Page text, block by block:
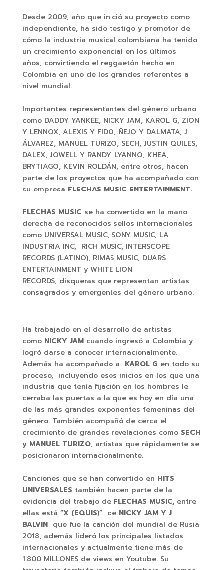
Desde 2009, año que inició su proyecto como
independiente, ha sido testigo y promotor de
cómo la industria musical colombiana ha tenido
un crecimiento exponencial en los últimos
años, convirtiendo el reggaetón hecho en
Colombia en uno de los grandes referentes a
nivel mundial.
Importantes representantes del género urbano
como DADDY YANKEE, NICKY JAM, KAROL G, ZION
Y LENNOX, ALEXIS Y FIDO, ÑEJO Y DALMATA, J
ÁLVAREZ, MANUEL TURIZO, SECH, JUSTIN QUILES,
DALEX, JOWELL Y RANDY, LYANNO, KHEA,
BRYTIAGO, KEVIN ROLDÁN, entre otros, hacen
parte de los proyectos que ha acompañado con
su empresa FLECHAS MUSIC ENTERTAINMENT.
FLECHAS MUSIC se ha convertido en la mano
derecha de reconocidos sellos internacionales
como UNIVERSAL MUSIC, SONY MUSIC, LA
INDUSTRIA INC, RICH MUSIC, INTERSCOPE
RECORDS (LATINO), RIMAS MUSIC, DUARS
ENTERTAINMENT y WHITE LION
RECORDS, disqueras que representan artistas
consagrados y emergentes del género urbano.
Ha trabajado en el desarrollo de artistas
como NICKY JAMcuando ingresó a Colombia y
logró darse a conocer internacionalmente.
Además ha acompañado a KAROL G en todo su
proceso, incluyendo esos inicios en los que una
industria que tenía fijación en los hombres le
cerraba las puertas a la que es hoy en día una
de las más grandes exponentes femeninas del
género. También acompañó de cerca el
crecimiento de grandes revelaciones como SECH
y MANUEL TURIZO, artistas que rápidamente se
posicionaron internacionalmente.
Canciones que se han convertido en HITS
UNIVERSALES también hacen parte de la
evidencia del trabajo de FLECHAS MUSIC,entre
ellas está “X (EQUIS)” de NICKY JAM Y J
BALVINque fue la canción del mundial de Rusia
2018, además lideró los principales listados
internacionales y actualmente tiene más de
1.800 MILLONES de views en Youtube. Su